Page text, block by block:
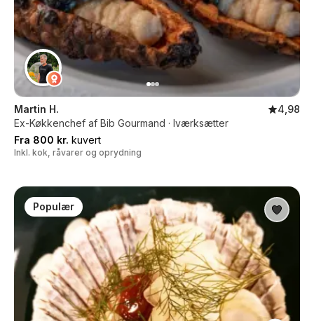
Martin H.
4,98
Ex-Køkkenchef af Bib Gourmand · Iværksætter
Fra 800 kr. kuvert
Inkl. kok, råvarer og oprydning
Populær